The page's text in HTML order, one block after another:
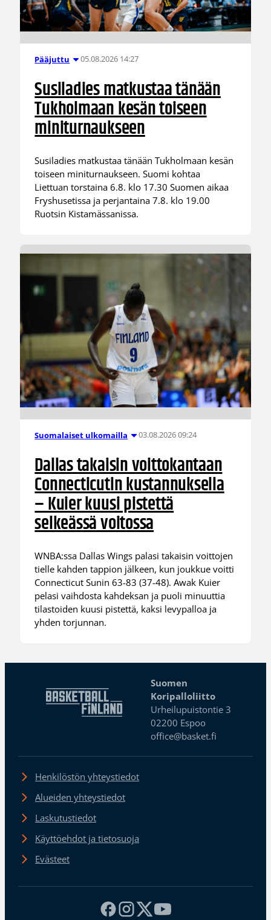
Pääjuttu 05.08.2026 14:27
Susiladies matkustaa tänään
Tukholmaan kesän toiseen
miniturnaukseen
Susiladies matkustaa tänään Tukholmaan kesän
toiseen miniturnaukseen. Suomi kohtaa
Liettuan torstaina 6.8. klo 17.30 Suomen aikaa
Fryshusetissa ja perjantaina 7.8. klo 19.00
Ruotsin Kistamässanissa.
Suomalaiset ulkomailla 03.08.2026 09:24
Dallas takaisin voittokantaan
Connecticutin kustannuksella
– Kuier kuusi pistettä
selkeässä voitossa
WNBA:ssa Dallas Wings palasi takaisin voittojen
tielle kahden tappion jälkeen, kun joukkue voitti
Connecticut Sunin 63-83 (37-48). Awak Kuier
pelasi vaihdosta kahdeksan ja puoli minuuttia
tilastoiden kuusi pistettä, kaksi levypalloa ja
yhden torjunnan.
Suomen
Koripalloliitto
Urheilupuistontie 3
02200 Espoo
office@basket.fi
Henkilöstön yhteystiedot
Alueiden yhteystiedot
Laskutustiedot
Käyttöehdot ja tietosuoja
Evästeet